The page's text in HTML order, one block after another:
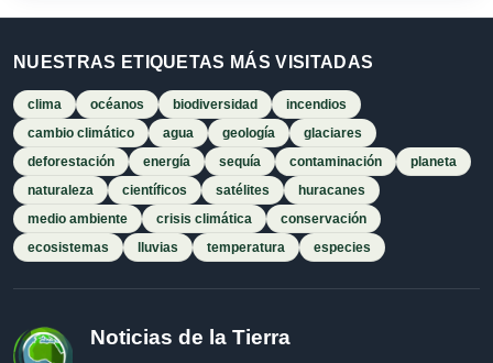
NUESTRAS ETIQUETAS MÁS VISITADAS
clima océanos biodiversidad
incendios
cambio climático
agua geología
glaciares
deforestación
energía sequía contaminación
planeta
naturaleza
científicos satélites
huracanes
medio ambiente
crisis climática
conservación
ecosistemas
lluvias temperatura especies
Noticias de la Tierra